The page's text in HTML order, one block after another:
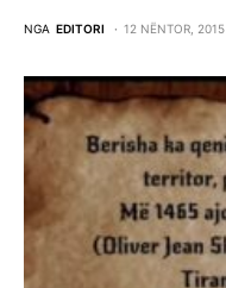
NGA EDITORI 12 NËNTOR, 2015